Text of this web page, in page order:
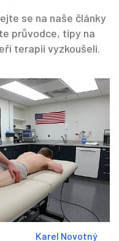
se na naše články
průvodce, tipy na
terapii vyzkoušeli.
Karel Novotný